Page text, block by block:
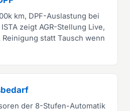
km, DPF-Auslastung bei
zeigt AGR-Stellung Live,
statt Tausch wenn
der 8-Stufen-Automatik